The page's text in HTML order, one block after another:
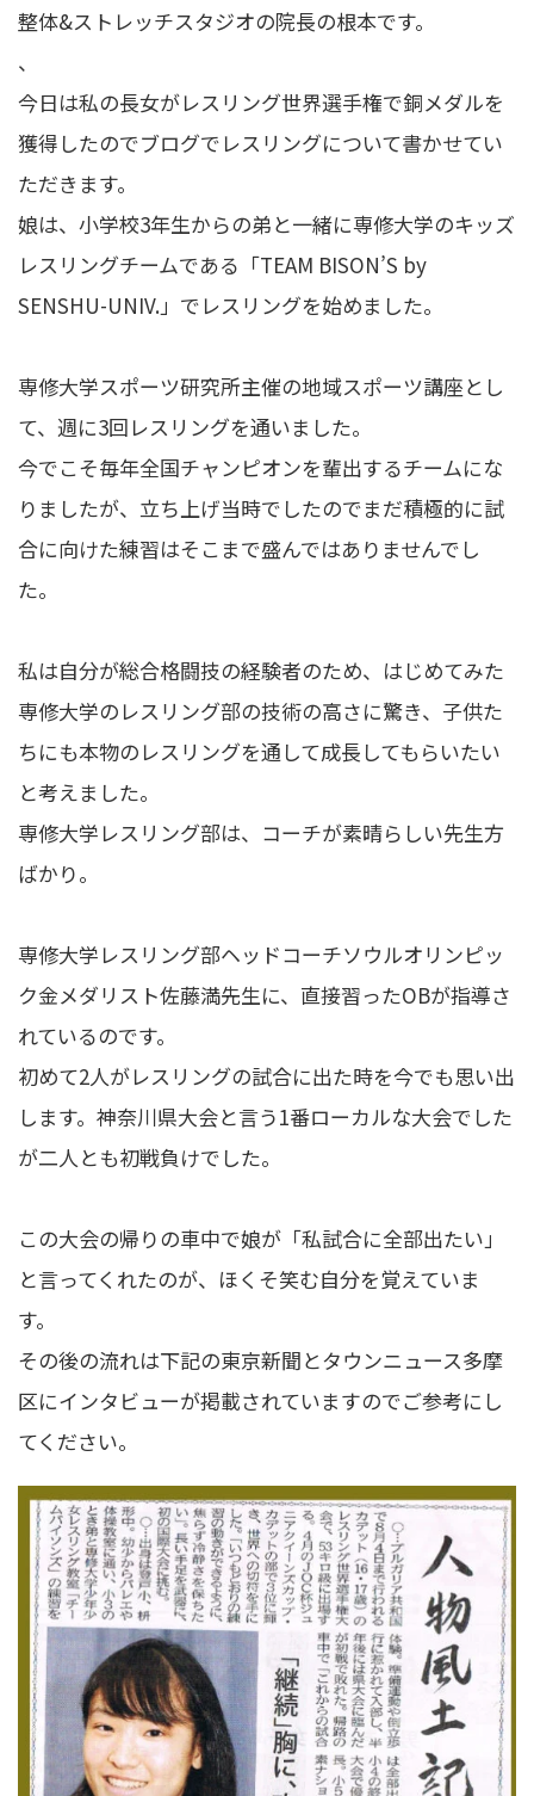
整体&ストレッチスタジオの院長の根本です。
、
今日は私の長女がレスリング世界選手権で銅メダルを
獲得したのでブログでレスリングについて書かせてい
ただきます。
娘は、小学校3年生からの弟と一緒に専修大学のキッズ
レスリングチームである「TEAM BISON’S by
SENSHU-UNIV.」でレスリングを始めました。
専修大学スポーツ研究所主催の地域スポーツ講座とし
て、週に3回レスリングを通いました。
今でこそ毎年全国チャンピオンを輩出するチームにな
りましたが、立ち上げ当時でしたのでまだ積極的に試
合に向けた練習はそこまで盛んではありませんでし
た。
私は自分が総合格闘技の経験者のため、はじめてみた
専修大学のレスリング部の技術の高さに驚き、子供た
ちにも本物のレスリングを通して成長してもらいたい
と考えました。
専修大学レスリング部は、コーチが素晴らしい先生方
ばかり。
専修大学レスリング部ヘッドコーチソウルオリンピッ
ク金メダリスト佐藤満先生に、直接習ったOBが指導さ
れているのです。
初めて2人がレスリングの試合に出た時を今でも思い出
します。神奈川県大会と言う1番ローカルな大会でした
が二人とも初戦負けでした。
この大会の帰りの車中で娘が「私試合に全部出たい」
と言ってくれたのが、ほくそ笑む自分を覚えていま
す。
その後の流れは下記の東京新聞とタウンニュース多摩
区にインタビューが掲載されていますのでご参考にし
てください。